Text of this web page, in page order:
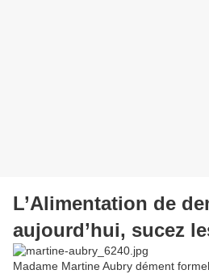
L’Alimentation de
aujourd’hui, sucez
Madame Martine Aubry dément